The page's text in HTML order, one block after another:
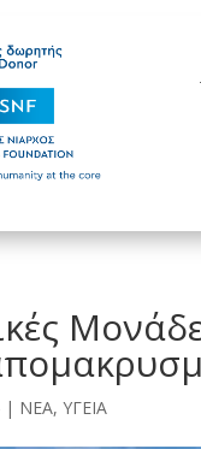
| ΝΕΑ,ΥΓΕΙΑ